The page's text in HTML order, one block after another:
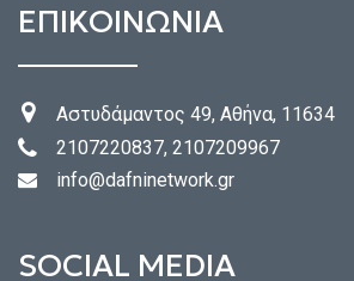
ΕΠΙΚΟΙΝΩΝΙΑ
Αστυδάμαντος 49, Αθήνα, 11634
2107220837, 2107209967
info@dafninetwork.gr
SOCIAL MEDIA